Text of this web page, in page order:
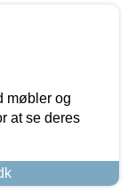
møbler og
at se deres